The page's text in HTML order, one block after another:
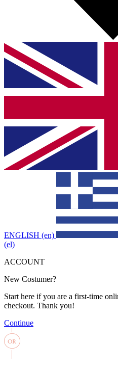
ENGLISH (en)
(el)
ACCOUNT
New Costumer?
Start here if you are a first-time
checkout. Thank you!
Continue